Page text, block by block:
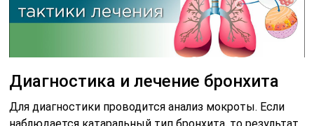
Диагностика и лечение бронхита
Для диагностики проводится анализ мокроты. Если